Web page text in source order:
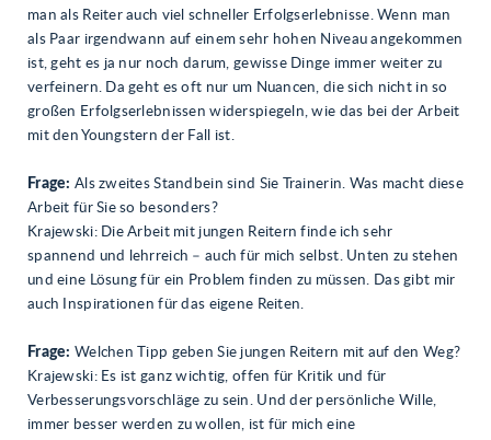
man als Reiter auch viel schneller Erfolgserlebnisse. Wenn man
als Paar irgendwann auf einem sehr hohen Niveau angekommen
ist, geht es ja nur noch darum, gewisse Dinge immer weiter zu
verfeinern. Da geht es oft nur um Nuancen, die sich nicht in so
großen Erfolgserlebnissen widerspiegeln, wie das bei der Arbeit
mit den Youngstern der Fall ist.
Frage: Als zweites Standbein sind Sie Trainerin. Was macht diese
Arbeit für Sie so besonders?
Krajewski: Die Arbeit mit jungen Reitern finde ich sehr
spannend und lehrreich – auch für mich selbst. Unten zu stehen
und eine Lösung für ein Problem finden zu müssen. Das gibt mir
auch Inspirationen für das eigene Reiten.
Frage: Welchen Tipp geben Sie jungen Reitern mit auf den Weg?
Krajewski: Es ist ganz wichtig, offen für Kritik und für
Verbesserungsvorschläge zu sein. Und der persönliche Wille,
immer besser werden zu wollen, ist für mich eine